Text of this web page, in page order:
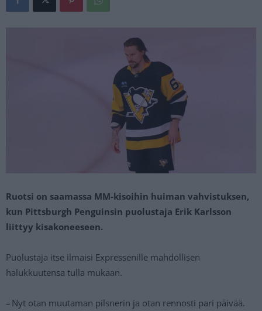
Ruotsi on saamassa MM-kisoihin huiman vahvistuksen,
kun Pittsburgh Penguinsin puolustaja Erik Karlsson
liittyy kisakoneeseen.
Puolustaja itse ilmaisi Expressenille mahdollisen
halukkuutensa tulla mukaan.
– Nyt otan muutaman pilsnerin ja otan rennosti pari päivää.